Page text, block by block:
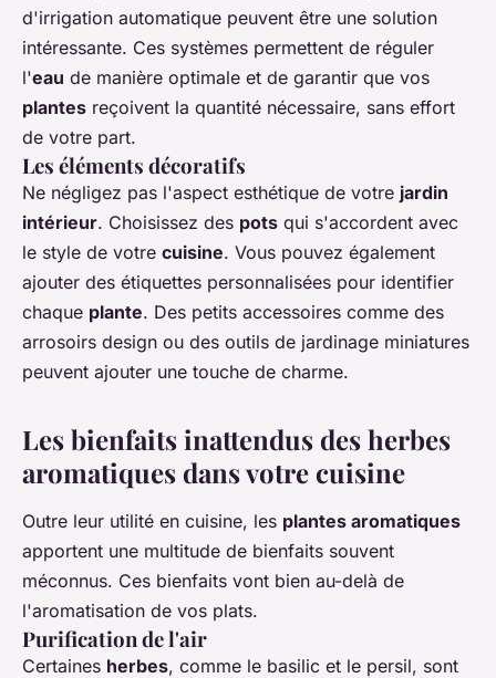
d'irrigation automatique peuvent être une solution
intéressante. Ces systèmes permettent de réguler
l'eau de manière optimale et de garantir que vos
plantes reçoivent la quantité nécessaire, sans effort
de votre part.
Les éléments décoratifs
Ne négligez pas l'aspect esthétique de votre jardin
intérieur. Choisissez des pots qui s'accordent avec
le style de votre cuisine. Vous pouvez également
ajouter des étiquettes personnalisées pour identifier
chaque plante. Des petits accessoires comme des
arrosoirs design ou des outils de jardinage miniatures
peuvent ajouter une touche de charme.
Les bienfaits inattendus des herbes
aromatiques dans votre cuisine
Outre leur utilité en cuisine, les plantes aromatiques
apportent une multitude de bienfaits souvent
méconnus. Ces bienfaits vont bien au-delà de
l'aromatisation de vos plats.
Purification de l'air
Certaines herbes, comme le basilic et le persil, sont